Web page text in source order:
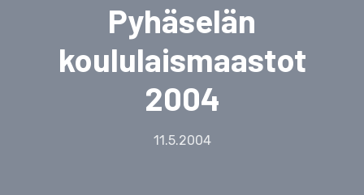
Pyhäselän
koululaismaastot
2004
11.5.2004